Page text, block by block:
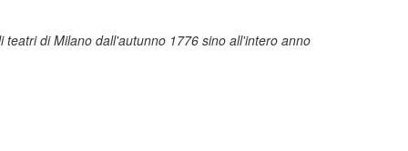
di Milano dall'autunno 1776 sino all'intero anno